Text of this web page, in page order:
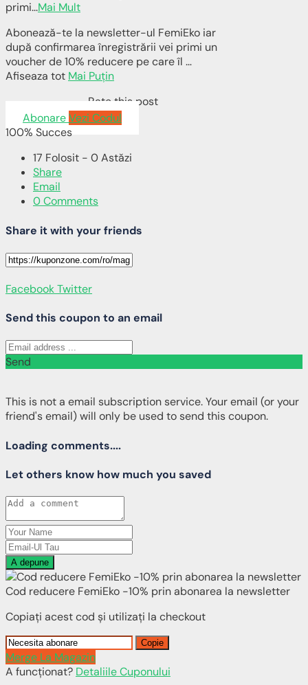
primi...Mai Mult
Abonează-te la newsletter-ul FemiEko iar
după confirmarea înregistrării vei primi un
voucher de 10% reducere pe care îl …
Afiseaza tot Mai Puțin
Rate this post
AbonareVezi Codul
100% Succes
17 Folosit - 0 Astăzi
Share
Email
0 Comments
Share it with your friends
FacebookTwitter
Send this coupon to an email
Send
This is not a email subscription service. Your email (or your
friend's email) will only be used to send this coupon.
Loading comments....
Let others know how much you saved
A depune
Cod reducere FemiEko -10% prin abonarea la newsletter
Copiați acest cod și utilizați la checkout
Copie
Merge La Magazin
A funcționat? Detaliile Cuponului